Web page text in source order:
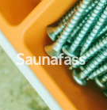
Saunafass